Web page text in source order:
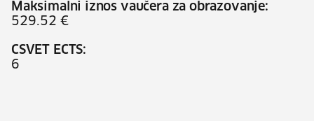
Maksimalni iznos vaučera za obrazovanje:
529.52 €
CSVET ECTS:
6